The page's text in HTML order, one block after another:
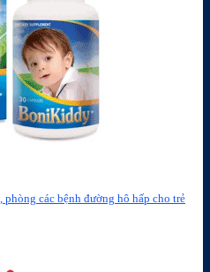
các bệnh đường hô hấp cho trẻ